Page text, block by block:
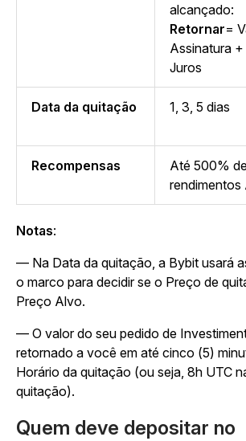
alcançado:
Retornar=
Assinatura
Juros
Data da quitação 1, 3, 5 dias
Recompensas
Até 500%
rendimentos
Notas:
— Na Data da quitação, a Bybit usará
o marco para decidir se o Preço de
Preço Alvo.
— O valor do seu pedido de
retornado a você em até cinco (5)
Horário da quitação (ou seja, 8h UTC
quitação).
Quem deve depositar no